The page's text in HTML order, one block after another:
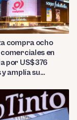
compra ocho
en
por US$376
amplía su